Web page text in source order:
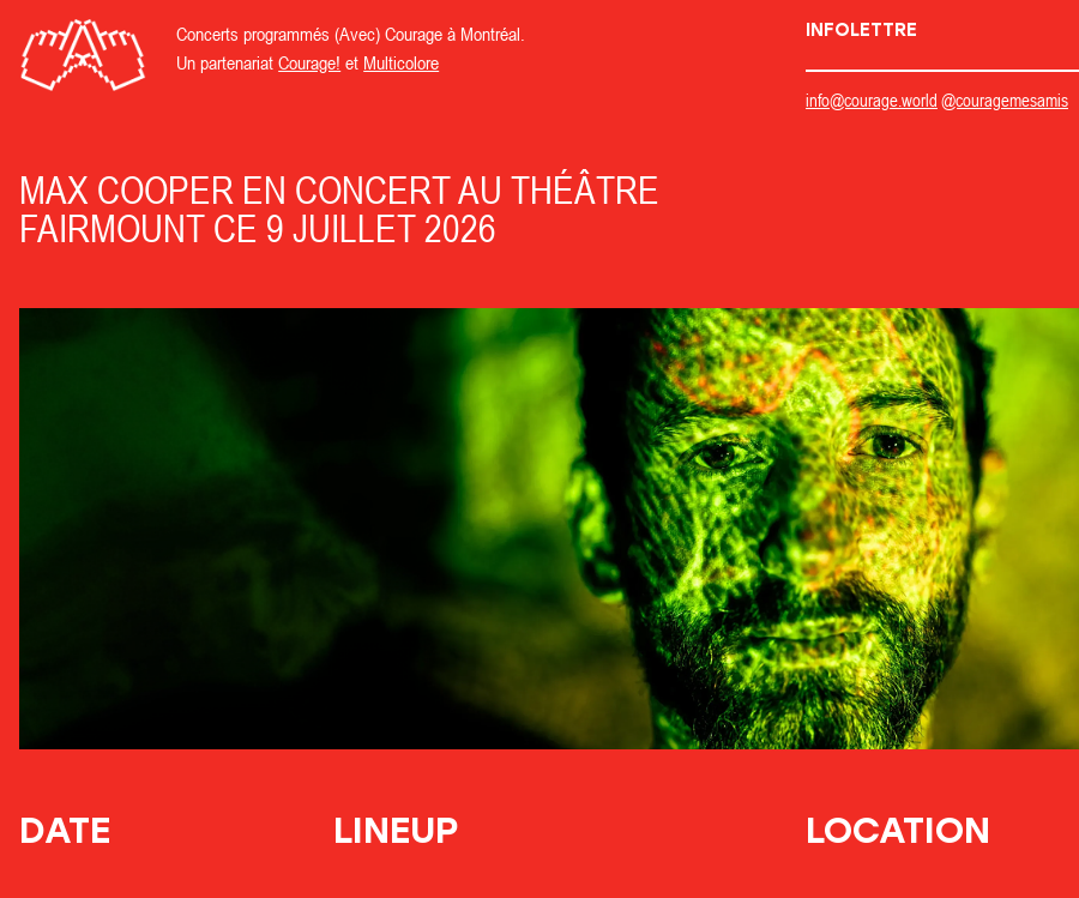
Concerts programmés (Avec) Courage à Montréal.
Un partenariatCourage! et Multicolore
INFOLETTRE
info@courage.world @couragemesamis
MAX COOPER EN CONCERT AU THÉÂTRE
FAIRMOUNT CE 9 JUILLET 2026
DATE LINEUP LOCATION